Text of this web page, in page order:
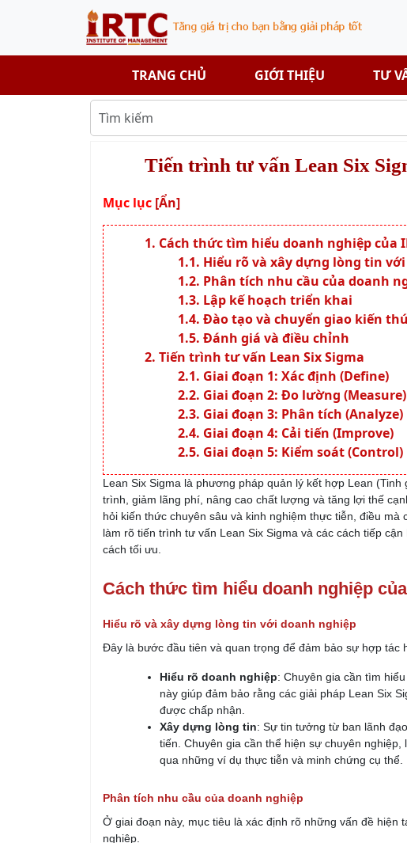
TRANG CHỦ GIỚI THIỆU TƯ
Tiến trình tư vấn Lean Six
Mục lục [Ẩn]
Cách thức tìm hiểu doanh nghiệp của
Hiểu rõ và xây dựng lòng tin
Phân tích nhu cầu của doanh
Lập kế hoạch triển khai
Đào tạo và chuyển giao kiến
Đánh giá và điều chỉnh
Tiến trình tư vấn Lean Six Sigma
Giai đoạn 1: Xác định (Define)
Giai đoạn 2: Đo lường (Measure)
Giai đoạn 3: Phân tích (Analyze)
Giai đoạn 4: Cải tiến (Improve)
Giai đoạn 5: Kiểm soát (Control)
Lean Six Sigma là phương pháp quản lý kết hợp Lean
trình, giảm lãng phí, nâng cao chất lượng và tăng lợi thế
hỏi kiến thức chuyên sâu và kinh nghiệm thực tiễn, điều
làm rõ tiến trình tư vấn Lean Six Sigma và các cách tiếp
cách tối ưu.
Cách thức tìm hiểu doanh nghiệp
Hiểu rõ và xây dựng lòng tin với doanh nghiệp
Đây là bước đầu tiên và quan trọng để đảm bảo sự hợp tác
Hiểu rõ doanh nghiệp: Chuyên gia cần tìm
này giúp đảm bảo rằng các giải pháp Lean Six
được chấp nhận.
Xây dựng lòng tin: Sự tin tưởng từ ban lãnh
tiến. Chuyên gia cần thể hiện sự chuyên
qua những ví dụ thực tiễn và minh chứng cụ thể.
Phân tích nhu cầu của doanh nghiệp
Ở giai đoạn này, mục tiêu là xác định rõ những vấn đề
nghiệp.